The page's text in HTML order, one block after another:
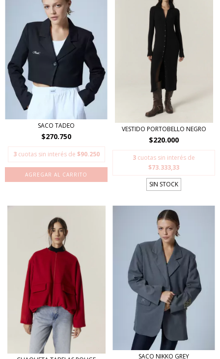
SACO TADEO
$270.750
3 cuotas sin interés de $90.250
AGREGAR AL CARRITO
VESTIDO PORTOBELLO NEGRO
$220.000
3 cuotas sin interés de
$73.333,33
SIN STOCK
SACO NIKKO GREY